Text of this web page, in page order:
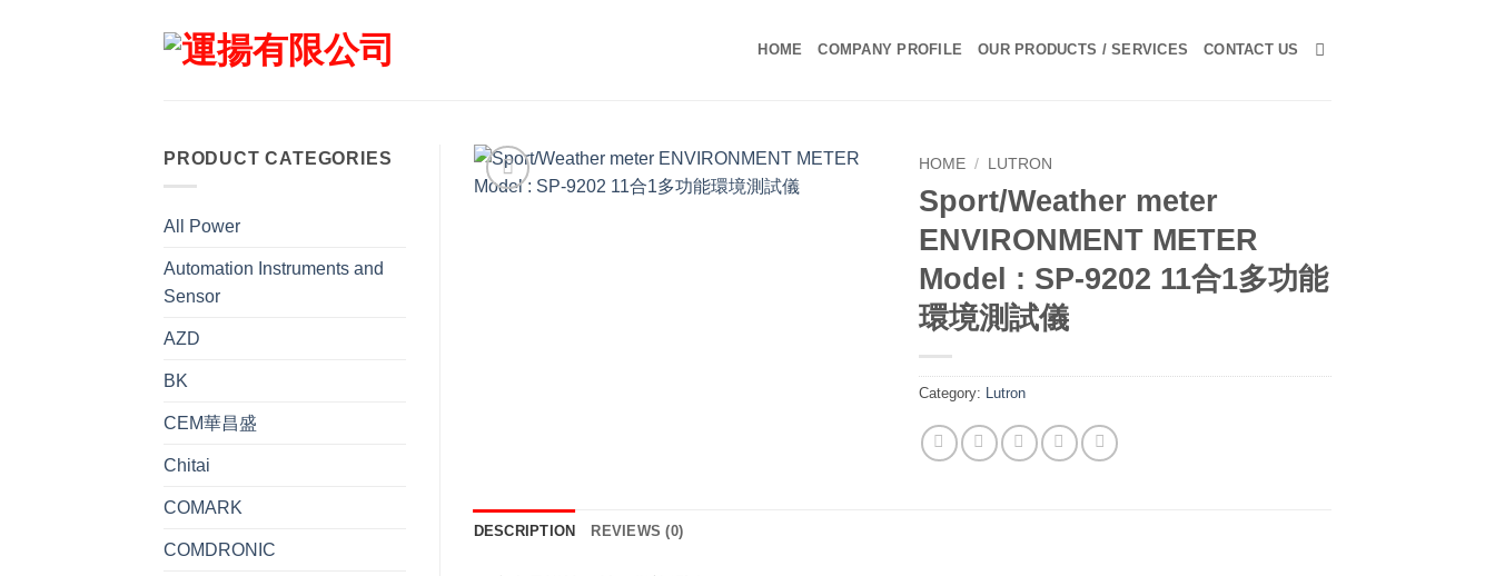
HOME COMPANY PROFILE OUR PRODUCTS / SERVICES CONTACT US
PRODUCT CATEGORIES
All Power
Automation Instruments and
Sensor
AZD
BK
CEM華昌盛
Chitai
COMARK
COMDRONIC
HOME / LUTRON
Sport/Weather meter
ENVIRONMENT METER
Model : SP-9202 11合1多功能
環境測試儀
Category: Lutron
DESCRIPTION REVIEWS (0)